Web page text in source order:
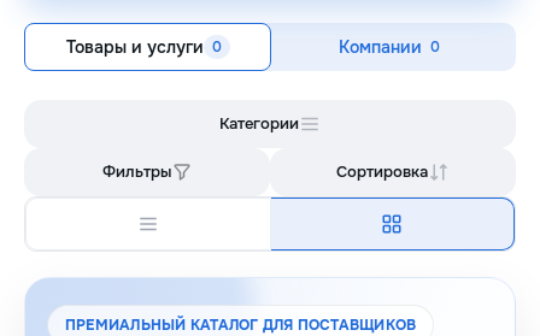
Товары и услуги 0 Компании 0
Категории
Фильтры Сортировка
ПРЕМИАЛЬНЫЙ КАТАЛОГ ДЛЯ ПОСТАВЩИКОВ